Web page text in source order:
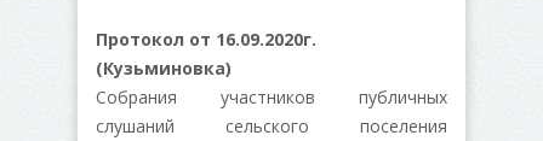
Протокол от 16.09.2020г.
(Кузьминовка)
Собрания участников публичных
слушаний сельского поселения